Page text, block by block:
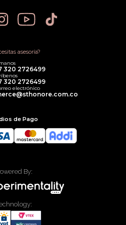
asesoría?
320 2726499
320 2726499
electrónico
de Pago
By: